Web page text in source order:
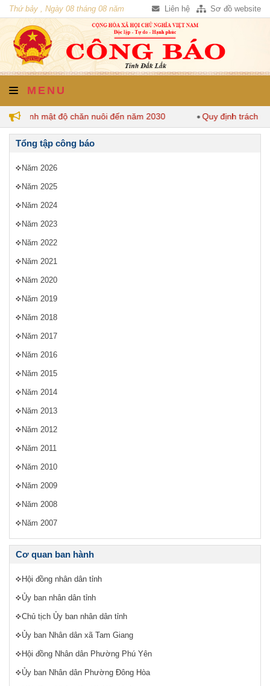
Thứ bảy , Ngày 08 tháng 08 năm
2026
Liên hệ Sơ đồ website
MENU
định mật độ chăn nuôi đến năm 2030 Quy định trách
Tổng tập công báo
Năm 2026
Năm 2025
Năm 2024
Năm 2023
Năm 2022
Năm 2021
Năm 2020
Năm 2019
Năm 2018
Năm 2017
Năm 2016
Năm 2015
Năm 2014
Năm 2013
Năm 2012
Năm 2011
Năm 2010
Năm 2009
Năm 2008
Năm 2007
Cơ quan ban hành
Hội đồng nhân dân tỉnh
Ủy ban nhân dân tỉnh
Chủ tịch Ủy ban nhân dân tỉnh
Ủy ban Nhân dân xã Tam Giang
Hội đồng Nhân dân Phường Phú Yên
Ủy ban Nhân dân Phường Đông Hòa